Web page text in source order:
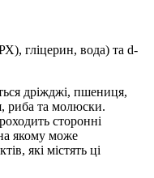
гліцерин, вода) та d-
дріжджі, пшениця,
риба та молюски.
сторонні
якому може
які містять ці